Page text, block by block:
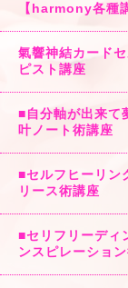
【harmony各種
氣響神結カード
ピスト講座
■自分軸が出来て
叶ノート術講座
■セルフヒーリン
リース術講座
■セリフリーディ
ンスピレーショ